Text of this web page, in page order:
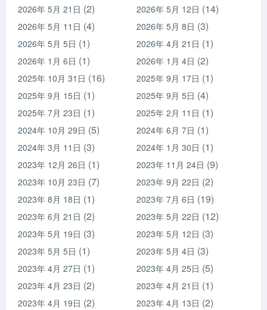
2026年 5月 21日 (2) 2026年 5月 12日 (14)
2026年 5月 11日 (4) 2026年 5月 8日 (3)
2026年 5月 5日 (1) 2026年 4月 21日 (1)
2026年 1月 6日 (1) 2026年 1月 4日 (2)
2025年 10月 31日 (16) 2025年 9月 17日 (1)
2025年 9月 15日 (1) 2025年 9月 5日 (4)
2025年 7月 23日 (1) 2025年 2月 11日 (1)
2024年 10月 29日 (5) 2024年 6月 7日 (1)
2024年 3月 11日 (3) 2024年 1月 30日 (1)
2023年 12月 26日 (1) 2023年 11月 24日 (9)
2023年 10月 23日 (7) 2023年 9月 22日 (2)
2023年 8月 18日 (1) 2023年 7月 6日 (19)
2023年 6月 21日 (2) 2023年 5月 22日 (12)
2023年 5月 19日 (3) 2023年 5月 12日 (3)
2023年 5月 5日 (1) 2023年 5月 4日 (3)
2023年 4月 27日 (1) 2023年 4月 25日 (5)
2023年 4月 23日 (2) 2023年 4月 21日 (1)
2023年 4月 19日 (2) 2023年 4月 13日 (2)